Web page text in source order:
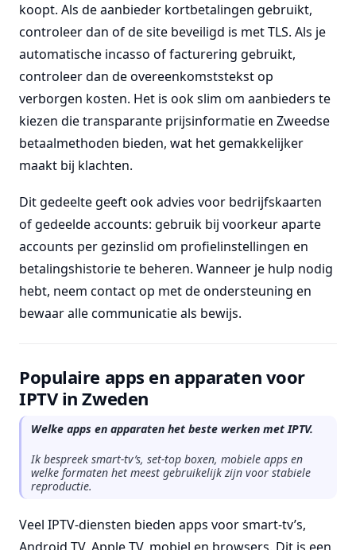
koopt. Als de aanbieder kortbetalingen gebruikt,
controleer dan of de site beveiligd is met TLS. Als je
automatische incasso of facturering gebruikt,
controleer dan de overeenkomststekst op
verborgen kosten. Het is ook slim om aanbieders te
kiezen die transparante prijsinformatie en Zweedse
betaalmethoden bieden, wat het gemakkelijker
maakt bij klachten.
Dit gedeelte geeft ook advies voor bedrijfskaarten
of gedeelde accounts: gebruik bij voorkeur aparte
accounts per gezinslid om profielinstellingen en
betalingshistorie te beheren. Wanneer je hulp nodig
hebt, neem contact op met de ondersteuning en
bewaar alle communicatie als bewijs.
Populaire apps en apparaten voor
IPTV in Zweden
Welke apps en apparaten het beste werken met IPTV.
Ik bespreek smart-tv’s, set-top boxen, mobiele apps en
welke formaten het meest gebruikelijk zijn voor stabiele
reproductie.
Veel IPTV-diensten bieden apps voor smart-tv’s,